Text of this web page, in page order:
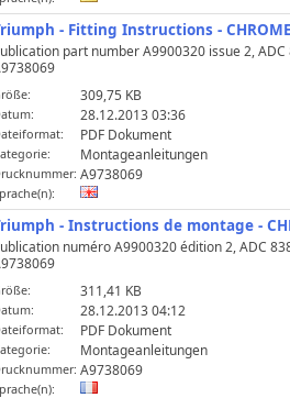
- Fitting Instructions - CHROME
part number A9900320 issue 2,
309,75 KB
28.12.2013 03:36
PDF Dokument
Montageanleitungen
A9738069
- Instructions de montage -
numéro A9900320 édition 2, ADC
311,41 KB
28.12.2013 04:12
PDF Dokument
Montageanleitungen
A9738069